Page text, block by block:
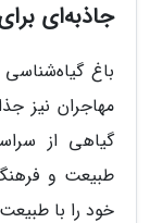
جاذبه‌ای
باغ گیاه‌شناسی
مهاجران نیز
گیاهی از
طبیعت و
خود را با